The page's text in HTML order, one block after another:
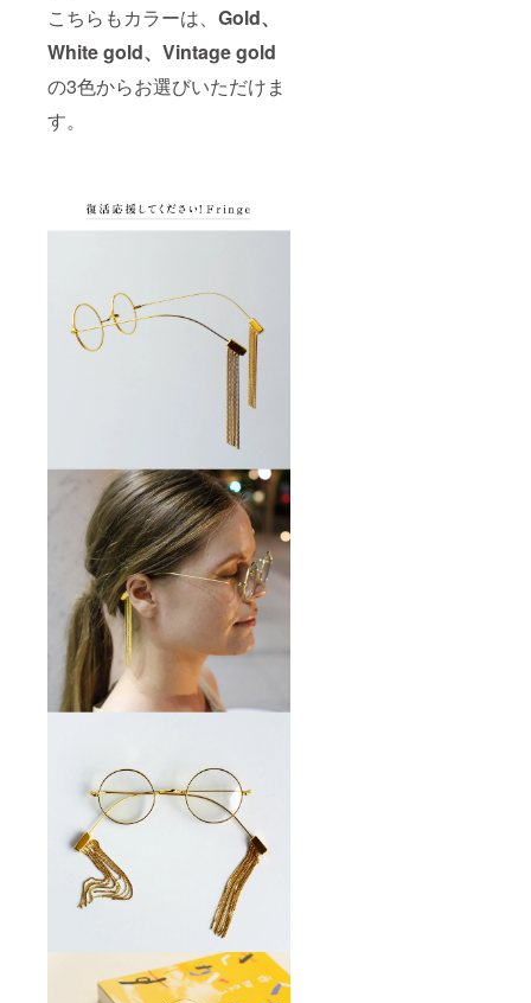
こちらもカラーは、 Gold、
White gold、Vintage gold
の3色からお選びいただけま
す。